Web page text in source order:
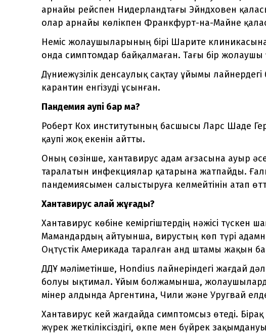
арнайы рейспен Нидерландтағы Эйндховен
олар арнайы көлікпен Франкфурт-на-Майне
Неміс жолаушыларының бірі Шарите
онда симптомдар байқалмаған. Тағы бір жолаушы
Дүниежүзілік денсаулық сақтау ұйымы
карантин енгізуді ұсынған.
Пандемия қаупі бар ма?
Роберт Кох институтының басшысы Ларс Шаде
қаупі жоқ екенін айтты.
Оның сөзінше, хантавирус адам ағзасына ауыр
таралатын инфекциялар қатарына жатпайды.
пандемиясымен салыстыруға келмейтінін атап
Хантавирус қалай жұғады?
Хантавирус көбіне кеміргіштердің нәжісі түскен
Мамандардың айтуынша, вирустың көп түрі
Оңтүстік Америкада таралған анд штамы жақын
ДДҰ мәліметінше, Hondius лайнеріндегі жағдай
болуы ықтимал. Ұйым болжамынша,
мінер алдында Аргентина, Чили және Уругвай
Хантавирус кей жағдайда симптомсыз өтеді.
жүрек жеткіліксіздігі, өкпе мен бүйрек